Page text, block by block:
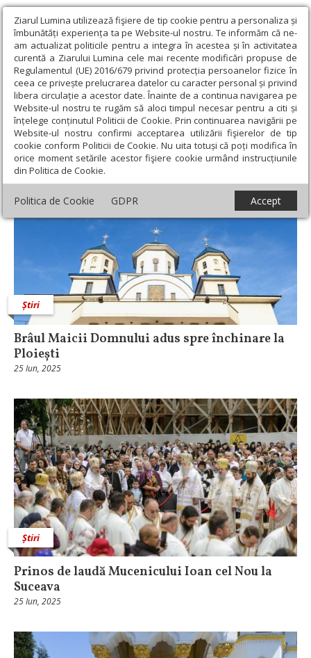
Ziarul Lumina utilizează fişiere de tip cookie pentru a personaliza și
îmbunătăți experiența ta pe Website-ul nostru. Te informăm că ne-
am actualizat politicile pentru a integra în acestea și în activitatea
curentă a Ziarului Lumina cele mai recente modificări propuse de
Regulamentul (UE) 2016/679 privind protecția persoanelor fizice în
ceea ce privește prelucrarea datelor cu caracter personal și privind
libera circulație a acestor date. Înainte de a continua navigarea pe
Website-ul nostru te rugăm să aloci timpul necesar pentru a citi și
înțelege conținutul Politicii de Cookie. Prin continuarea navigării pe
Website-ul nostru confirmi acceptarea utilizării fişierelor de tip
cookie conform Politicii de Cookie. Nu uita totuși că poți modifica în
orice moment setările acestor fişiere cookie urmând instrucțiunile
din Politica de Cookie.
Politica de Cookie GDPR Accept
Ziarul Lumina › Diac. Emilian Apostolescu
Diac. Emilian Apostolescu
Știri
Brâul Maicii Domnului adus spre închinare la
Ploiești
25 Iun, 2025
Știri
Prinos de laudă Mucenicului Ioan cel Nou la
Suceava
25 Iun, 2025